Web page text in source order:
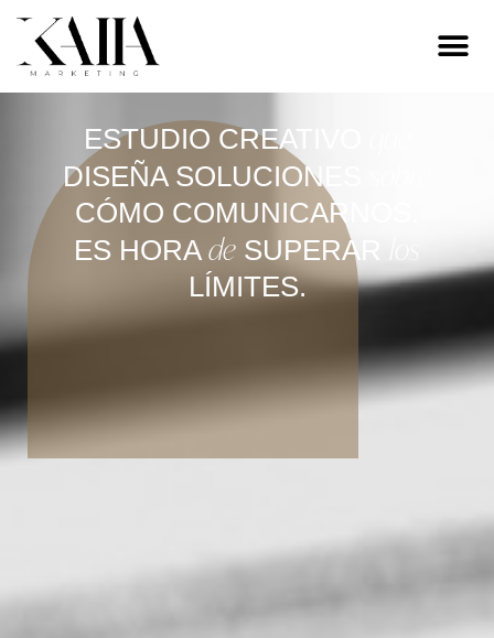
ESTUDIO CREATIVO
DISEÑA SOLUCIONES
CÓMO COMUNICARNOS.
ES HORA de SUPERAR
LÍMITES.